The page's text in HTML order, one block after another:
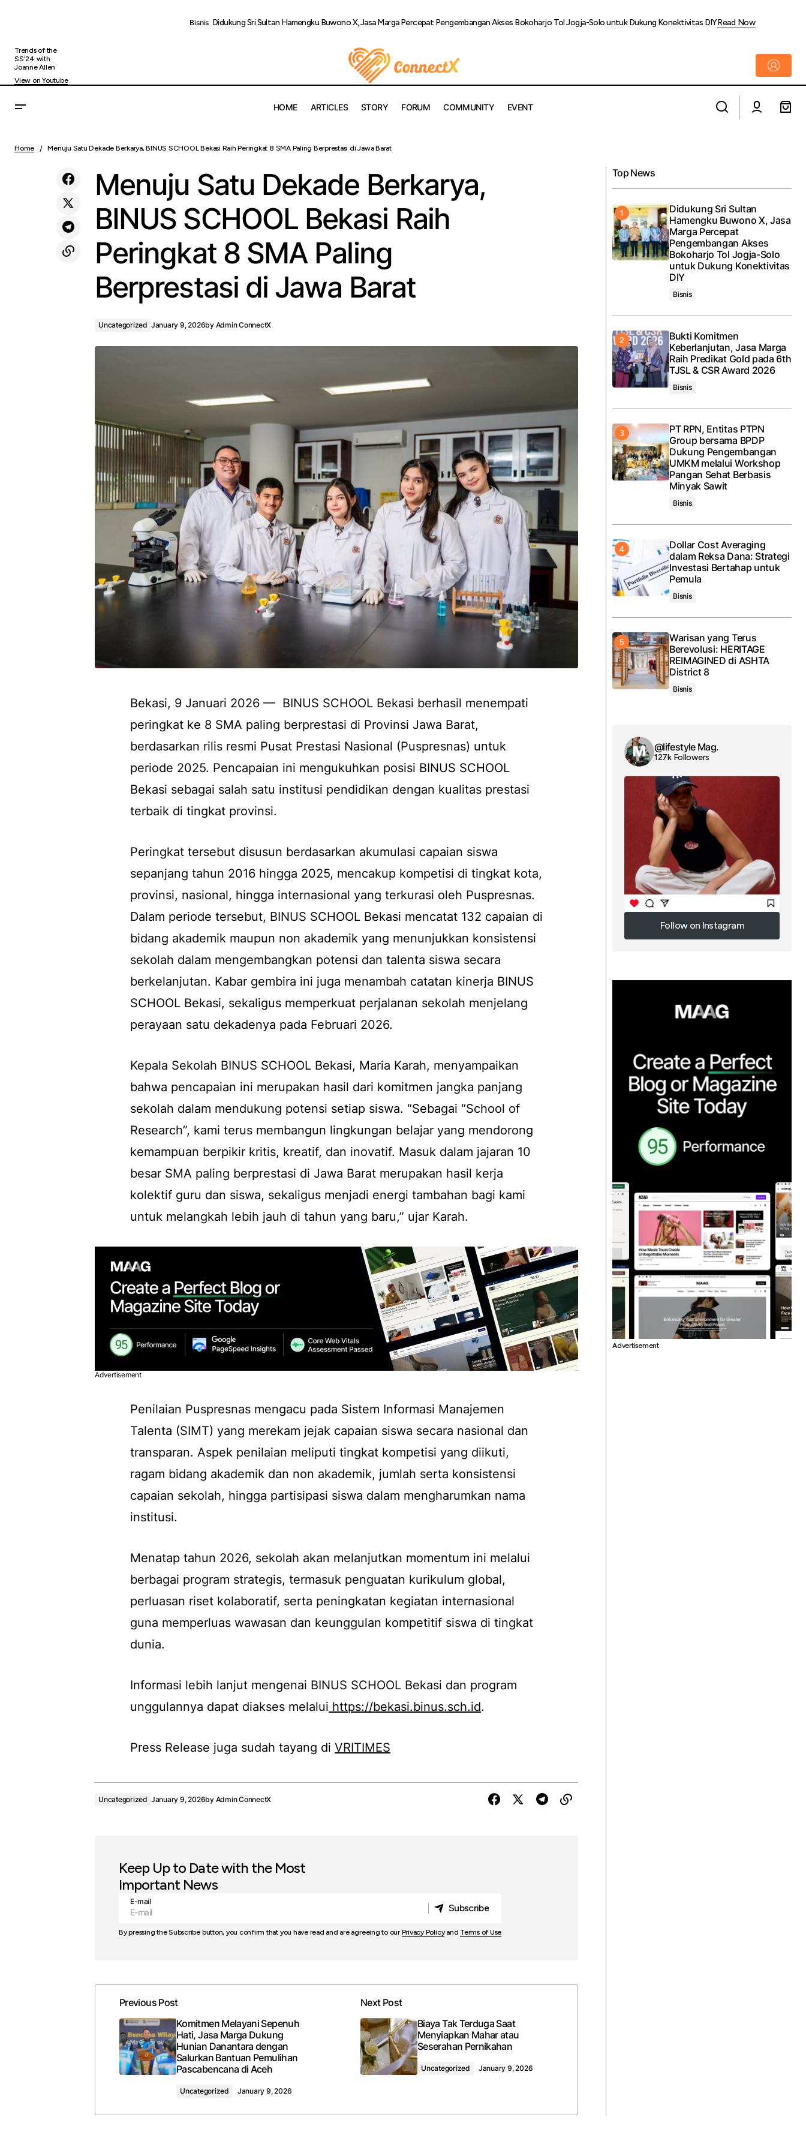
Bisnis Didukung Sri Sultan Hamengku Buwono X, Jasa Marga Percepat Pengembangan Akses Bokoharjo Tol Jogja-Solo untuk Dukung Konektivitas DIYRead Now
Trends of the
SS'24 with
Joanne Allen
View on Youtube
HOME ARTICLES STORY FORUM COMMUNITY EVENT
Marga Dukung Hunian Danantara dengan
Uncategorized Menuju Satu Dekade Berkarya, BINUS SCHOOL Bekasi Raih Peringkat 8 SMA Paling
Home Menuju Satu Dekade Berkarya, BINUS SCHOOL Bekasi Raih Peringkat 8 SMA Paling Berprestasi di Jawa Barat
Menuju Satu Dekade Berkarya,
BINUS SCHOOL Bekasi Raih
Peringkat 8 SMA Paling
Berprestasi di Jawa Barat
Uncategorized January 9, 2026by Admin ConnectX
Bekasi, 9 Januari 2026 — BINUS SCHOOL Bekasi berhasil menempati
peringkat ke 8 SMA paling berprestasi di Provinsi Jawa Barat,
berdasarkan rilis resmi Pusat Prestasi Nasional (Puspresnas) untuk
periode 2025. Pencapaian ini mengukuhkan posisi BINUS SCHOOL
Bekasi sebagai salah satu institusi pendidikan dengan kualitas prestasi
terbaik di tingkat provinsi.
Peringkat tersebut disusun berdasarkan akumulasi capaian siswa
sepanjang tahun 2016 hingga 2025, mencakup kompetisi di tingkat kota,
provinsi, nasional, hingga internasional yang terkurasi oleh Puspresnas.
Dalam periode tersebut, BINUS SCHOOL Bekasi mencatat 132 capaian di
bidang akademik maupun non akademik yang menunjukkan konsistensi
sekolah dalam mengembangkan potensi dan talenta siswa secara
berkelanjutan. Kabar gembira ini juga menambah catatan kinerja BINUS
SCHOOL Bekasi, sekaligus memperkuat perjalanan sekolah menjelang
perayaan satu dekadenya pada Februari 2026.
Kepala Sekolah BINUS SCHOOL Bekasi, Maria Karah, menyampaikan
bahwa pencapaian ini merupakan hasil dari komitmen jangka panjang
sekolah dalam mendukung potensi setiap siswa. “Sebagai “School of
Research”, kami terus membangun lingkungan belajar yang mendorong
kemampuan berpikir kritis, kreatif, dan inovatif. Masuk dalam jajaran 10
besar SMA paling berprestasi di Jawa Barat merupakan hasil kerja
kolektif guru dan siswa, sekaligus menjadi energi tambahan bagi kami
untuk melangkah lebih jauh di tahun yang baru,” ujar Karah.
Advertisement
Penilaian Puspresnas mengacu pada Sistem Informasi Manajemen
Talenta (SIMT) yang merekam jejak capaian siswa secara nasional dan
transparan. Aspek penilaian meliputi tingkat kompetisi yang diikuti,
ragam bidang akademik dan non akademik, jumlah serta konsistensi
capaian sekolah, hingga partisipasi siswa dalam mengharumkan nama
institusi.
Menatap tahun 2026, sekolah akan melanjutkan momentum ini melalui
berbagai program strategis, termasuk penguatan kurikulum global,
perluasan riset kolaboratif, serta peningkatan kegiatan internasional
guna memperluas wawasan dan keunggulan kompetitif siswa di tingkat
dunia.
Informasi lebih lanjut mengenai BINUS SCHOOL Bekasi dan program
unggulannya dapat diakses melalui https://bekasi.binus.sch.id.
Press Release juga sudah tayang di VRITIMES
Uncategorized January 9, 2026by Admin ConnectX
Keep Up to Date with the Most
Important News
E-mail
Subscribe
By pressing the Subscribe button, you confirm that you have read and are agreeing to ourPrivacy Policyand Terms of Use
Previous Post
Komitmen Melayani Sepenuh
Hati, Jasa Marga Dukung
Hunian Danantara dengan
Salurkan Bantuan Pemulihan
Pascabencana di Aceh
Uncategorized January 9, 2026
Next Post
Biaya Tak Terduga Saat
Menyiapkan Mahar atau
Seserahan Pernikahan
Uncategorized January 9, 2026
Top News
Didukung Sri Sultan
Hamengku Buwono X, Jasa
Marga Percepat
Pengembangan Akses
Bokoharjo Tol Jogja-Solo
untuk Dukung Konektivitas
DIY
Bisnis
Bukti Komitmen
Keberlanjutan, Jasa Marga
Raih Predikat Gold pada 6th
TJSL & CSR Award 2026
Bisnis
PT RPN, Entitas PTPN
Group bersama BPDP
Dukung Pengembangan
UMKM melalui Workshop
Pangan Sehat Berbasis
Minyak Sawit
Bisnis
Dollar Cost Averaging
dalam Reksa Dana: Strategi
Investasi Bertahap untuk
Pemula
Bisnis
Warisan yang Terus
Berevolusi: HERITAGE
REIMAGINED di ASHTA
District 8
Bisnis
@lifestyle Mag.
127k Followers
Follow on Instagram
Follow on Instagram
Advertisement